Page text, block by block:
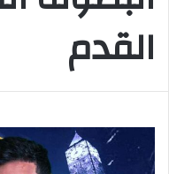
القدم